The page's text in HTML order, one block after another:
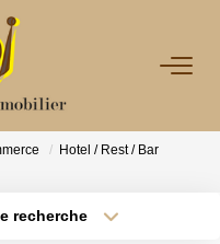
Hotel / Rest / Bar
recherche